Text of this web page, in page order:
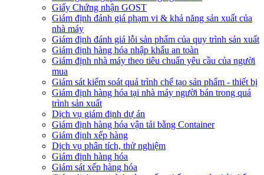
Giấy Chứng nhận GOST
Giám định đánh giá phạm vi & khả năng sản xuất của
nhà máy
Giám định đánh giá lỗi sản phẩm của quy trình sản xuất
Giám định hàng hóa nhập khẩu an toàn
Giám định nhà máy theo tiêu chuẩn yêu cầu của người
mua
Giám sát kiểm soát quá trình chế tạo sản phẩm - thiết bị
Giám định hàng hóa tại nhà máy người bán trong quá
trình sản xuất
Dịch vụ giám định dự án
Giám định hàng hóa vận tải bằng Container
Giám định xếp hàng
Dịch vụ phân tích, thử nghiệm
Giám định hàng hóa
Giám sát xếp hàng hóa